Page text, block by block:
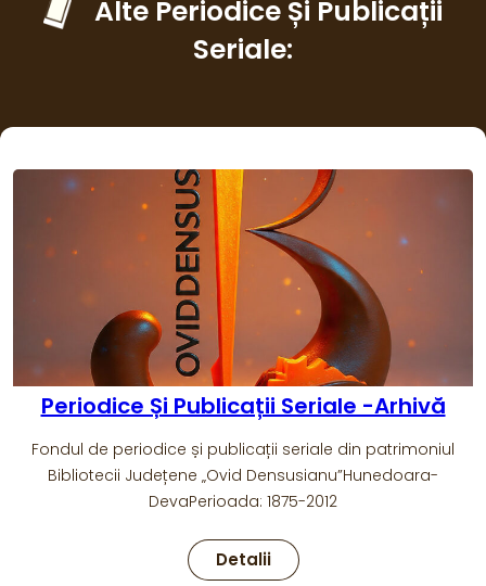
Alte Periodice Și Publicații
Seriale:
Revista Flacăra – Anul 1954
Revista Flacăra – anul 1954 – Nr. 1-24
Detalii:
Flacăra